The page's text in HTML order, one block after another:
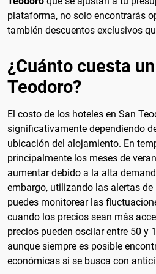
plataforma, no solo encontrarás
también descuentos exclusivos
¿Cuánto cuesta
Teodoro?
El costo de los hoteles en San
significativamente dependiendo
ubicación del alojamiento. En
principalmente los meses de
aumentar debido a la alta
embargo, utilizando las alertas de
puedes monitorear las
cuando los precios sean más
precios pueden oscilar entre 50 y
aunque siempre es posible
económicas si se busca con